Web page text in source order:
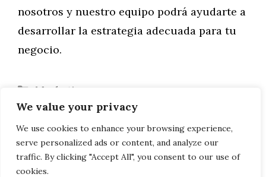
We value your privacy
We use cookies to enhance your browsing experience,
serve personalized ads or content, and analyze our
traffic. By clicking "Accept All", you consent to our use of
cookies.
nosotros y nuestro equipo podrá ayudarte a
desarrollar la estrategia adecuada para tu
negocio.
Categorías
Marketing
Marketing local para pymes
8 preguntas para la consulta de
ortodoncia